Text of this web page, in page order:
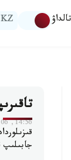
تالداۋ KZ
14:56, 06 تامىز 2026
جابىلىپ